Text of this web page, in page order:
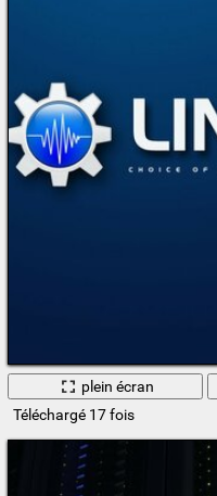
plein écran
Téléchargé 17 fois